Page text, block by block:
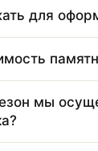
для
мы